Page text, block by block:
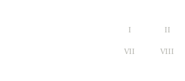
I II
VII VIII